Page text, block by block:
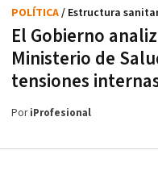
El Gobierno
Ministerio de
tensiones
POLÍTICA/ Estructura
PoriProfesional